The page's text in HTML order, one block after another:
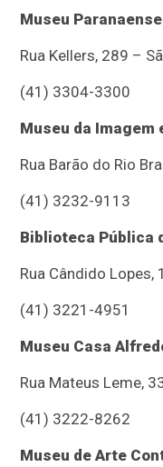
Museu
Rua Kellers, 289 –
(41) 3304-3300
Museu da Imagem
Rua Barão do Rio
(41) 3232-9113
Biblioteca Pública
Rua Cândido Lopes,
(41) 3221-4951
Museu Casa
Rua Mateus Leme,
(41) 3222-8262
Museu de Arte